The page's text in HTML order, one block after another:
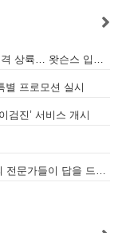
대한민국 대표 숙취해소제 ‘컨디션’, 홍콩 시장 본격 상륙… 왓슨스 입점 기념 할인 행사 진행
별 프로모션 실시
검진’ 서비스 개시
WALL 복잡한 홍콩 세무 회계, 글로벌 스탠다드의 전문가들이 답을 드립니다! - 법인설립, 회계, 감사